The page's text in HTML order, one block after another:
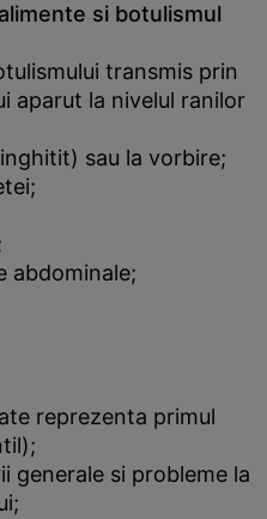
si botulismul
transmis prin
aparut la nivelul ranilor
sau la vorbire;
abdominale;
reprezenta primul
generale si probleme la